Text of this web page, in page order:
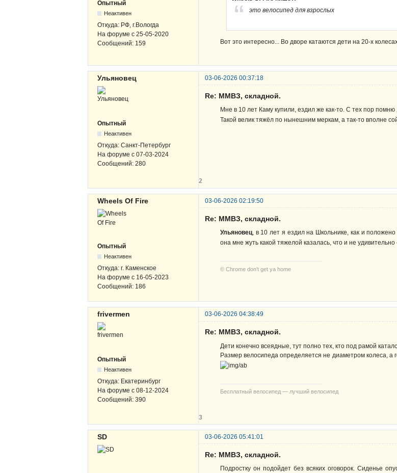
Опытный
Неактивен
Откуда: РФ, г.Вологда
На форуме с 25-05-2020
Сообщений: 159
это велосипед для взрослых
Вот это интересно... Во дворе катаются дети на 20-х
Ульяновец 03-06-2026 00:37:18
Опытный
Неактивен
Откуда: Санкт-Петербург
На форуме с 07-03-2024
Сообщений: 280
Re: ММВЗ, складной.
Мне в 10 лет Каму купили, ездил же как-то. С тех пор
Такой велик тяжёл по нынешним меркам, а так-то вполне
2
Wheels Of Fire 03-06-2026 02:19:50
Опытный
Неактивен
Откуда: г. Каменское
На форуме с 16-05-2023
Сообщений: 186
Re: ММВЗ, складной.
Ульяновец, в 10 лет я ездил на Школьнике, как и положено
она мне жуть какой тяжелой казалась, что и не
© Chrome don't get ya home
frivermen 03-06-2026 04:38:49
Опытный
Неактивен
Откуда: Екатеринбург
На форуме с 08-12-2024
Сообщений: 390
Re: ММВЗ, складной.
Дети конечно всеядные, тут полно тех, кто под рамой
Размер велосипеда определяется не диаметром колеса, а
Бесплатный велосипед — лучший велосипед
3
SD 03-06-2026 05:41:01
Re: ММВЗ, складной.
Подростку он подойдет без всяких оговорок. Сиденье